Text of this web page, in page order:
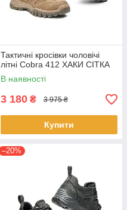
Тактичні кросівки чоловічі
літні Cobra 412 ХАКИ СІТКА
В наявності
3 180 ₴ 3 975 ₴
Купити
–20%